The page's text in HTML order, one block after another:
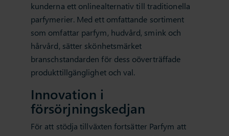
kunderna ett onlinealternativ till traditionella
parfymerier. Med ett omfattande sortiment
som omfattar parfym, hudvård, smink och
hårvård, sätter skönhetsmärket
branschstandarden för dess oöverträffade
produkttillgänglighet och val.
Innovation i
försörjningskedjan
För att stödja tillväxten fortsätter Parfym att